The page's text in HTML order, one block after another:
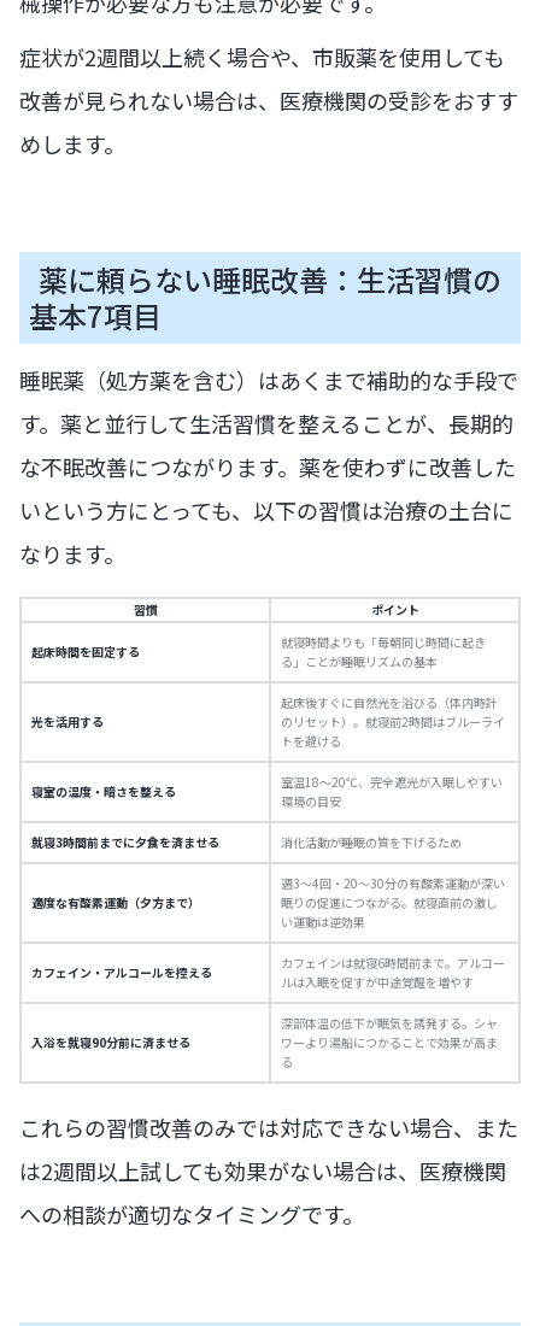
症状が2週間以上続く場合や、市販薬を使用しても
改善が見られない場合は、医療機関の受診をおすす
めします。
薬に頼らない睡眠改善：生活習慣の
基本7項目
睡眠薬（処方薬を含む）はあくまで補助的な手段で
す。薬と並行して生活習慣を整えることが、長期的
な不眠改善につながります。薬を使わずに改善した
いという方にとっても、以下の習慣は治療の土台に
なります。
習慣 ポイント
起床時間を固定する
就寝時間よりも「毎朝同じ時間に起き
る」ことが睡眠リズムの基本
光を活用する
起床後すぐに自然光を浴びる（体内時計
のリセット）。就寝前2時間はブルーライ
トを避ける
寝室の温度・暗さを整える
室温18〜20℃、完全遮光が入眠しやすい
環境の目安
就寝3時間前までに夕食を済ませる 消化活動が睡眠の質を下げるため
適度な有酸素運動（夕方まで）
週3〜4回・20〜30分の有酸素運動が深い
眠りの促進につながる。就寝直前の激し
い運動は逆効果
カフェイン・アルコールを控える
カフェインは就寝6時間前まで。アルコー
ルは入眠を促すが中途覚醒を増やす
入浴を就寝90分前に済ませる
深部体温の低下が眠気を誘発する。シャ
ワーより湯船につかることで効果が高ま
る
これらの習慣改善のみでは対応できない場合、また
は2週間以上試しても効果がない場合は、医療機関
への相談が適切なタイミングです。